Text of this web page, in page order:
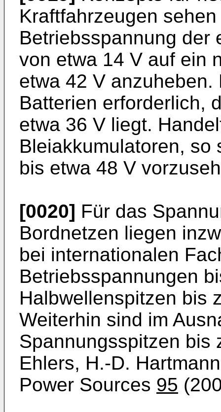
Kraftfahrzeugen
Betriebsspannung der
von etwa 14 V auf ein
etwa 42 V
Batterien erforderlich,
etwa 36 V liegt.
Bleiakkumulatoren, so
bis etwa 48 V
[0020] Für das
Bordnetzen liegen
bei internationalen
Betriebsspannungen
Halbwellenspitzen bis
Weiterhin sind im
Spannungsspitzen bis
Ehlers, H.-D.
Power Sources 95